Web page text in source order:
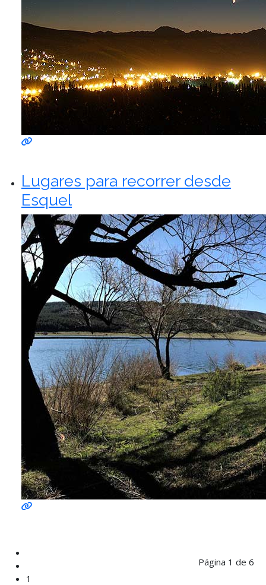
Lugares para recorrer desde
Esquel
Página 1 de 6
1